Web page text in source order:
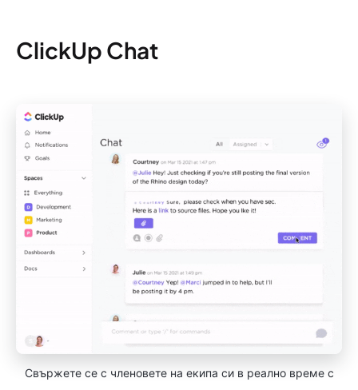
ClickUp Chat
Свържете се с членовете на екипа си в реално време с